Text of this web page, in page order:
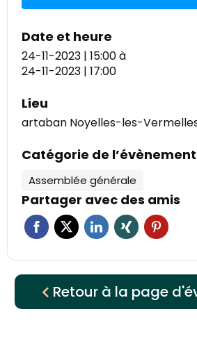
Date et heure
24-11-2023 | 15:00à
24-11-2023 | 17:00
Lieu
artaban Noyelles-les-
Catégorie de l’évènement
Assemblée générale
Partager avec des amis
Retour à la page